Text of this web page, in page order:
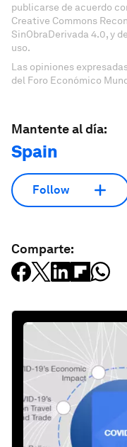
publicarse de acuerdo
Creative Commons
SinObraDerivada 4.0, y
uso.
Las opiniones
del Foro Económico
Mantente al día:
Spain
Follow
Comparte: